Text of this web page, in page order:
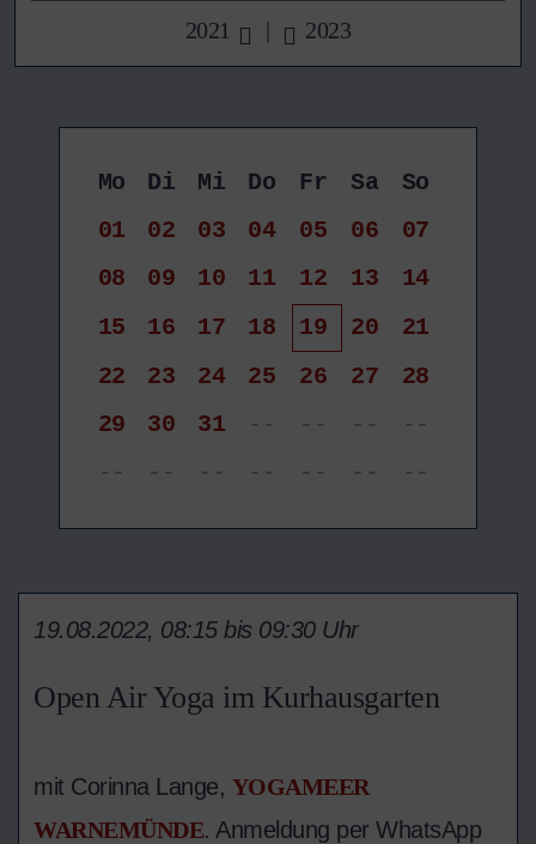
2021 | 2023
Mo Di Mi Do Fr Sa
So
01
02 03 04 05 06
07
08
09 10 11 12 13
14
15
16 17 18 19 20
21
22
23 24 25 26 27
28
29
30 31 -- -- --
--
--
-- -- -- -- -- --
Open Air Yoga im Kurhausgarten
19.08.2022, 08:15 bis 09:30 Uhr
mit Corinna Lange, YOGAMEER
WARNEMÜNDE. Anmeldung per WhatsApp